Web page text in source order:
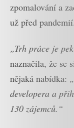
zpomalování a
už před pandemií.
„Trh práce je
naznačila, že se
nějaká nabídka:
developera a
130 zájemců.“